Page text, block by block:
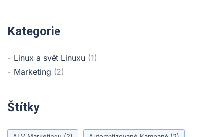
Kategorie
Linux a svět Linuxu (1)
Marketing (2)
Štítky